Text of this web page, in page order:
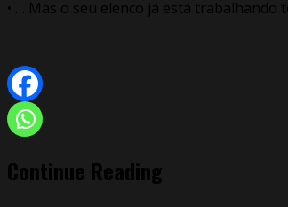
• … Mas o seu elenco já está trabalhando
Continue Reading